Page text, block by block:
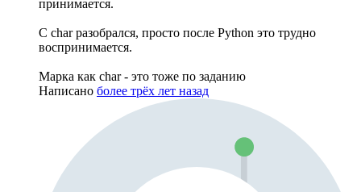
принимается.
С char разобрался, просто после Python это трудно
воспринимается.
Марка как char - это тоже по заданию
Написано более трёх лет назад